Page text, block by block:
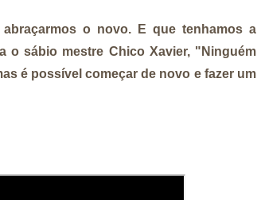
o novo. E que tenhamos a
o sábio mestre Chico Xavier, "Ninguém
é possível começar de novo e fazer um